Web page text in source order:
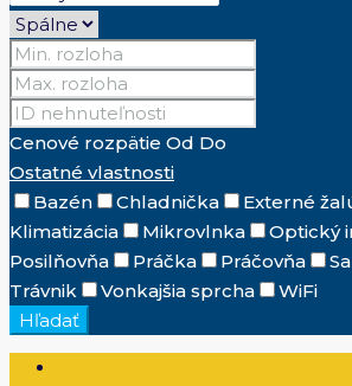
Cenové rozpätie Od Do
Ostatné vlastnosti
Bazén
Chladnička Externé
Klimatizácia
Mikrovlnka
Optický
Posilňovňa
Práčka Práčovňa
Trávnik
Vonkajšia sprcha
WiFi
Hľadať